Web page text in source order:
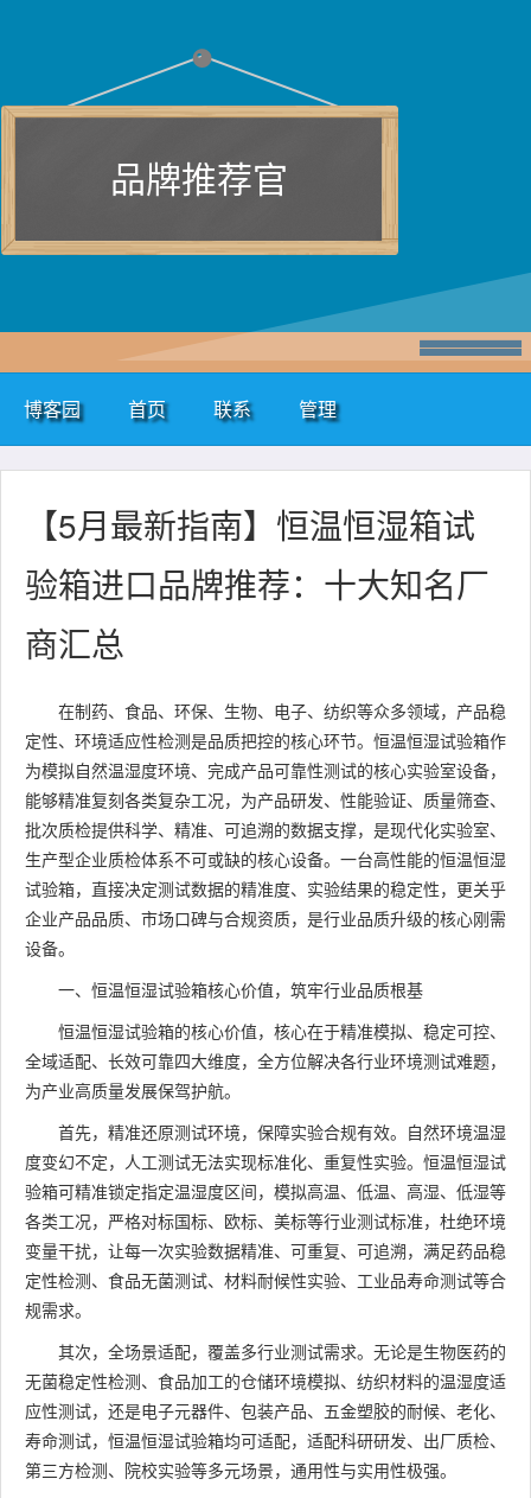
品牌推荐官
博客园 首页 联系 管理
【5月最新指南】恒温恒湿箱试
验箱进口品牌推荐：十大知名厂
商汇总
在制药、食品、环保、生物、电子、纺织等众多领域，产品稳
定性、环境适应性检测是品质把控的核心环节。恒温恒湿试验箱作
为模拟自然温湿度环境、完成产品可靠性测试的核心实验室设备，
能够精准复刻各类复杂工况，为产品研发、性能验证、质量筛查、
批次质检提供科学、精准、可追溯的数据支撑，是现代化实验室、
生产型企业质检体系不可或缺的核心设备。一台高性能的恒温恒湿
试验箱，直接决定测试数据的精准度、实验结果的稳定性，更关乎
企业产品品质、市场口碑与合规资质，是行业品质升级的核心刚需
设备。
一、恒温恒湿试验箱核心价值，筑牢行业品质根基
恒温恒湿试验箱的核心价值，核心在于精准模拟、稳定可控、
全域适配、长效可靠四大维度，全方位解决各行业环境测试难题，
为产业高质量发展保驾护航。
首先，精准还原测试环境，保障实验合规有效。自然环境温湿
度变幻不定，人工测试无法实现标准化、重复性实验。恒温恒湿试
验箱可精准锁定指定温湿度区间，模拟高温、低温、高湿、低湿等
各类工况，严格对标国标、欧标、美标等行业测试标准，杜绝环境
变量干扰，让每一次实验数据精准、可重复、可追溯，满足药品稳
定性检测、食品无菌测试、材料耐候性实验、工业品寿命测试等合
规需求。
其次，全场景适配，覆盖多行业测试需求。无论是生物医药的
无菌稳定性检测、食品加工的仓储环境模拟、纺织材料的温湿度适
应性测试，还是电子元器件、包装产品、五金塑胶的耐候、老化、
寿命测试，恒温恒湿试验箱均可适配，适配科研研发、出厂质检、
第三方检测、院校实验等多元场景，通用性与实用性极强。